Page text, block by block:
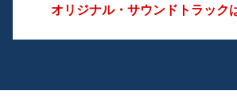
オリジナル・サウンドトラック